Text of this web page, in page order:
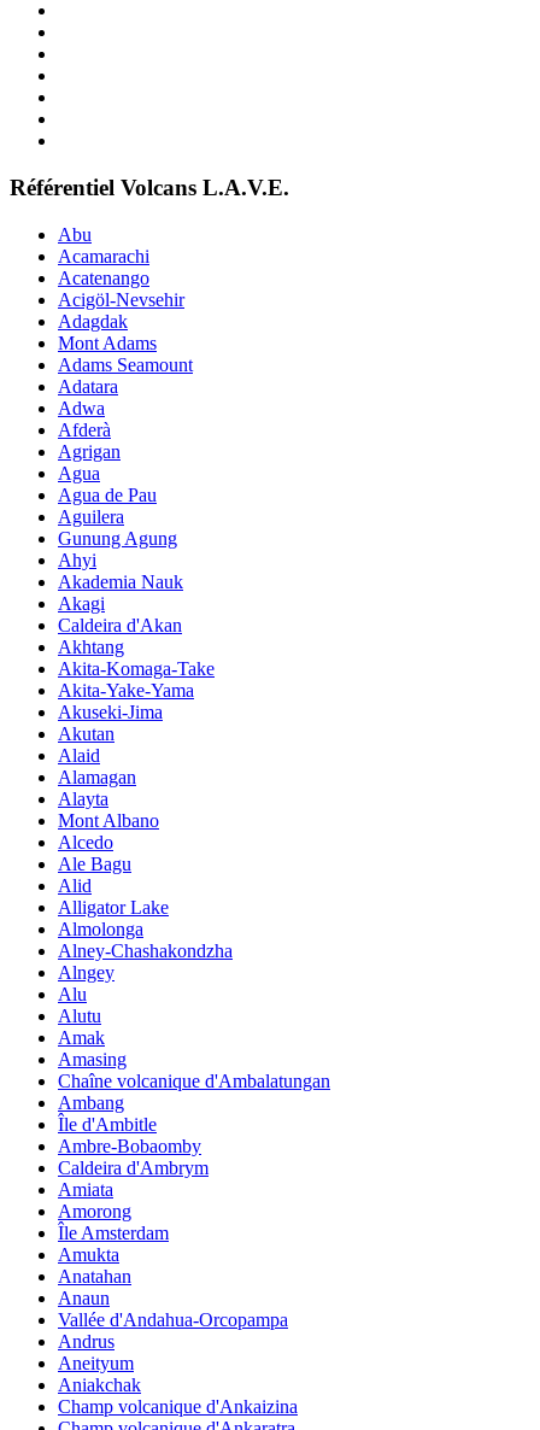
Référentiel Volcans L.A.V.E.
Abu
Acamarachi
Acatenango
Acigöl-Nevsehir
Adagdak
Mont Adams
Adams Seamount
Adatara
Adwa
Afderà
Agrigan
Agua
Agua de Pau
Aguilera
Gunung Agung
Ahyi
Akademia Nauk
Akagi
Caldeira d'Akan
Akhtang
Akita-Komaga-Take
Akita-Yake-Yama
Akuseki-Jima
Akutan
Alaid
Alamagan
Alayta
Mont Albano
Alcedo
Ale Bagu
Alid
Alligator Lake
Almolonga
Alney-Chashakondzha
Alngey
Alu
Alutu
Amak
Amasing
Chaîne volcanique d'Ambalatungan
Ambang
Île d'Ambitle
Ambre-Bobaomby
Caldeira d'Ambrym
Amiata
Amorong
Île Amsterdam
Amukta
Anatahan
Anaun
Vallée d'Andahua-Orcopampa
Andrus
Aneityum
Aniakchak
Champ volcanique d'Ankaizina